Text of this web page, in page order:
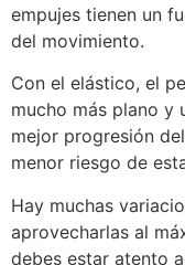
empujes tienen un
del movimiento.
Con el elástico, el
mucho más plano y
mejor progresión
menor riesgo de
Hay muchas
aprovecharlas al
debes estar atento